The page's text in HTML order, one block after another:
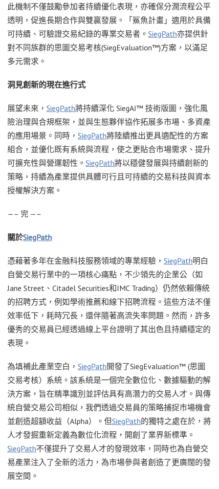
此機制不僅鼓勵參加者持續優化表現，亦確保分潤流程公平
透明，促進長期合作與雙贏發展。「鯊魚計畫」適用於具備
可持續、可驗證交易紀錄的專業交易者。 SiegPath亦提供針
對不同族群的思圖交易考核(SiegEvaluation™)方案，以滿足
多元需求。
洞見創新的現在進行式
展望未來， SiegPath將持續深化 SiegAI™ 技術版圖，強化風
險治理與合規框架，並與生態夥伴協作拓展多市場、多資產
的應用場景。同時， SiegPath將陸續推出更具適配性的方案
組合，並優化既有系統與流程，使之更貼合市場需求、提升
可擴充性與營運韌性。 SiegPath將以穩健發展與持續創新的
策略，持續為產業提供具體可行且可持續的交易科技與資本
授權解決方案。
—– 完 —–
關於SiegPath
憑藉著多年在金融科技服務領域的專業經驗， SiegPath明白
自營交易行業中的一項核心痛點，不少領先的企業公（如
Jane Street、Citadel Securities和IMC Trading）仍然依賴傳統
的招聘方式，例如學術推薦和線下招聘流程。這些方法不僅
效率低下，耗時冗長，還伴隨著高流失率問題。然而，許多
優秀的交易員已經透過線上平台證明了其出色且持續穩定的
表現。
為填補此產業空白， SiegPath開發了SiegEvaluation™ (思圖
交易考核）系統。該系統是一個完全數位化、數據驅動的解
決方案，旨在精準識別並評估具有高潛力的交易人才。與傳
統自營交易公司相似，我們透過交易員的策略捕捉市場機會
並創造超額收益（Alpha）。但SiegPath的獨特之處在於，將
人才發掘重新定義為數位化流程，開創了業界新標準。
SiegPath不僅提升了交易人才的發現效率，同時也為自營交
易產業注入了全新的活力，為市場參與者創造了更廣闊的發
展空間。